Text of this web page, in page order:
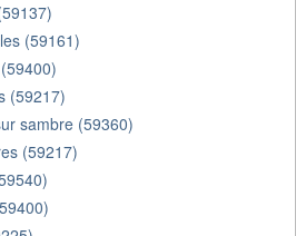
(59161)
(59217)
sambre (59360)
(59217)